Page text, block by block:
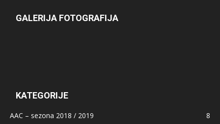
GALERIJA FOTOGRAFIJA
KATEGORIJE
AAC – sezona 2018 / 2019
8